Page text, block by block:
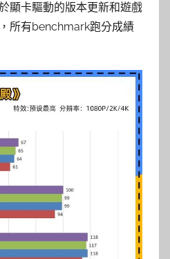
顯卡驅動的版本更新和遊戲
所有benchmark跑分成績